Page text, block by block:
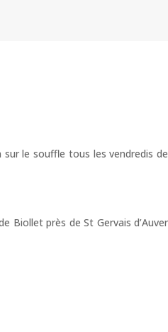
le souffle tous les vendredis
près de St Gervais